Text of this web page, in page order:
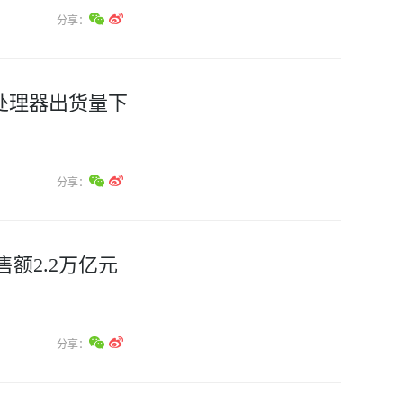
分享：
理器出货量下
分享：
额2.2万亿元
分享：